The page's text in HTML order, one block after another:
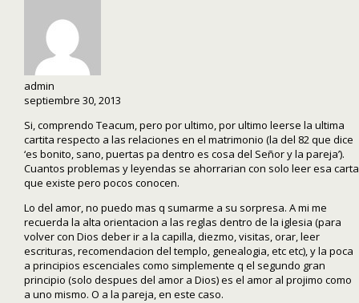
admin
septiembre 30, 2013
Si, comprendo Teacum, pero por ultimo, por ultimo leerse la ultima
cartita respecto a las relaciones en el matrimonio (la del 82 que dice
‘es bonito, sano, puertas pa dentro es cosa del Señor y la pareja’).
Cuantos problemas y leyendas se ahorrarian con solo leer esa carta
que existe pero pocos conocen.
Lo del amor, no puedo mas q sumarme a su sorpresa. A mi me
recuerda la alta orientacion a las reglas dentro de la iglesia (para
volver con Dios deber ir a la capilla, diezmo, visitas, orar, leer
escrituras, recomendacion del templo, genealogia, etc etc), y la poca
a principios escenciales como simplemente q el segundo gran
principio (solo despues del amor a Dios) es el amor al projimo como
a uno mismo. O a la pareja, en este caso.